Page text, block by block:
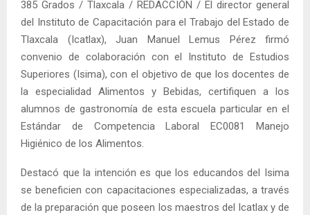
385 Grados / Tlaxcala / REDACCIÓN / El director general
del Instituto de Capacitación para el Trabajo del Estado de
Tlaxcala (Icatlax), Juan Manuel Lemus Pérez firmó
convenio de colaboración con el Instituto de Estudios
Superiores (Isima), con el objetivo de que los docentes de
la especialidad Alimentos y Bebidas, certifiquen a los
alumnos de gastronomía de esta escuela particular en el
Estándar de Competencia Laboral EC0081 Manejo
Higiénico de los Alimentos.
Destacó que la intención es que los educandos del Isima
se beneficien con capacitaciones especializadas, a través
de la preparación que poseen los maestros del Icatlax y de